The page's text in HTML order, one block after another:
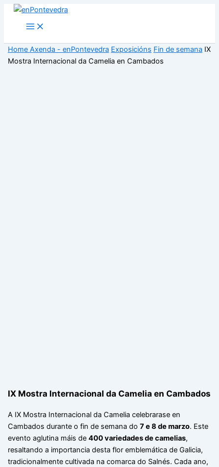
Main
Menu
Home Axenda - enPontevedra Exposicións Fin de semana IX
Mostra Internacional da Camelia en Cambados
IX Mostra Internacional da Camelia en Cambados
A IX Mostra Internacional da Camelia celebrarase en
Cambados durante o fin de semana do 7 e 8 de marzo. Este
evento aglutina máis de 400 variedades de camelias,
resaltando a importancia desta flor emblemática de Galicia,
tradicionalmente cultivada na comarca do Salnés. Cada ano,